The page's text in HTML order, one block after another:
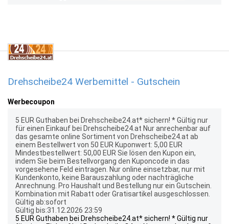
Drehscheibe24 Werbemittel - Gutschein
Werbecoupon
5 EUR Guthaben bei Drehscheibe24.at* sichern! * Gültig nur
für einen Einkauf bei Drehscheibe24.at Nur anrechenbar auf
das gesamte online Sortiment von Drehscheibe24.at ab
einem Bestellwert von 50 EUR Kuponwert: 5,00 EUR
Mindestbestellwert: 50,00 EUR Sie lösen den Kupon ein,
indem Sie beim Bestellvorgang den Kuponcode in das
vorgesehene Feld eintragen. Nur online einsetzbar, nur mit
Kundenkonto, keine Barauszahlung oder nachträgliche
Anrechnung. Pro Haushalt und Bestellung nur ein Gutschein.
Kombination mit Rabatt oder Gratisartikel ausgeschlossen.
Gültig ab:sofort
Gültig bis:31.12.2026 23:59
5 EUR Guthaben bei Drehscheibe24.at* sichern! * Gültig nur